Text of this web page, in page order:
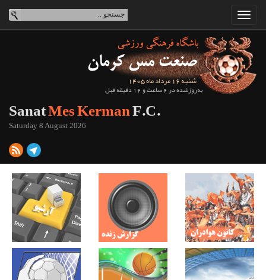
شنبه 16 مرداد ماه 1405
به‌روزشده در 6 ساعت و 12 دقیقه قبل
SanatMes KermanF.C.
Saturday 8 August 2026